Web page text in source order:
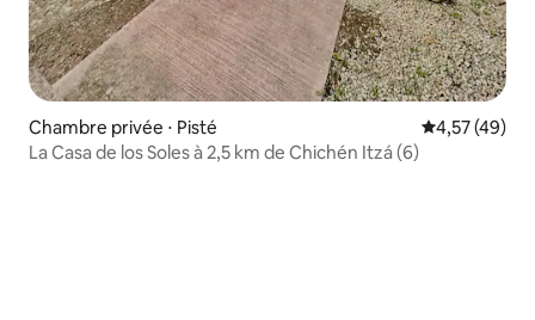
Chambre privée ⋅ Pisté Évaluation
4,57 (49)
La Casa de los Soles à 2,5 km de Chichén Itzá (6)